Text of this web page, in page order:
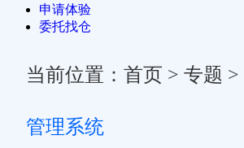
申请体验
委托找仓
当前位置： 首页 > 专题 >
管理系统